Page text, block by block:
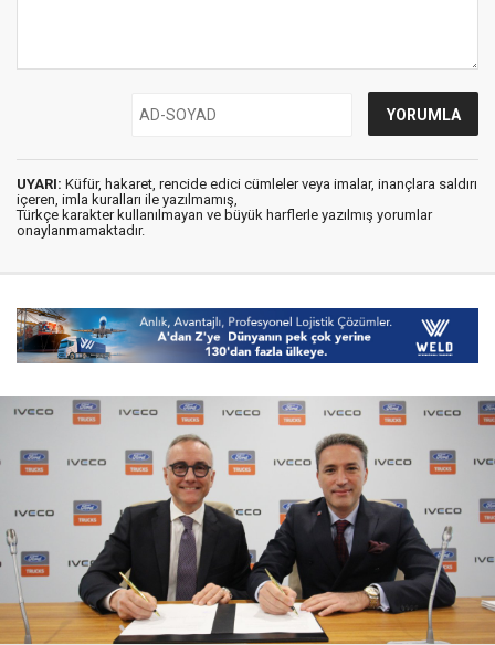
UYARI: Küfür, hakaret, rencide edici cümleler veya imalar, inançlara saldırı
içeren, imla kuralları ile yazılmamış,
Türkçe karakter kullanılmayan ve büyük harflerle yazılmış yorumlar
onaylanmamaktadır.